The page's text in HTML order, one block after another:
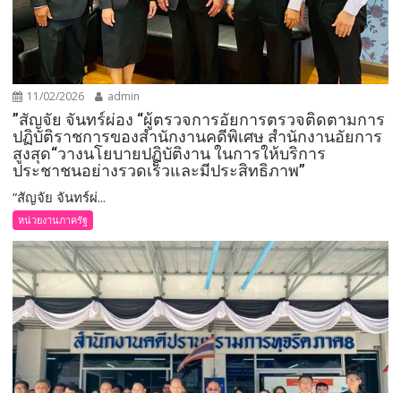
11/02/2026 admin
”สัญจัย จันทร์ผ่อง “ผู้ตรวจการอัยการตรวจติดตามการ
ปฏิบัติราชการของสำนักงานคดีพิเศษ สำนักงานอัยการ
สูงสุด“วางนโยบายปฏิบัติงาน ในการให้บริการ
ประชาชนอย่างรวดเร็วและมีประสิทธิภาพ”
”สัญจัย จันทร์ผ่...
หน่วยงานภาครัฐ